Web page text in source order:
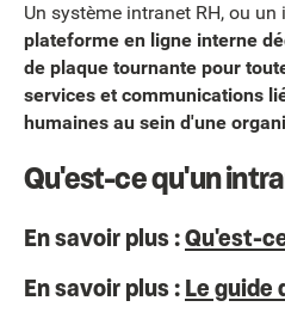
Un système intranet RH, ou
plateforme en ligne interne
de plaque tournante pour
services et communications
humaines au sein d'une
Qu'est-ce qu'un
En savoir plus :Qu'est-
En savoir plus :Le guide